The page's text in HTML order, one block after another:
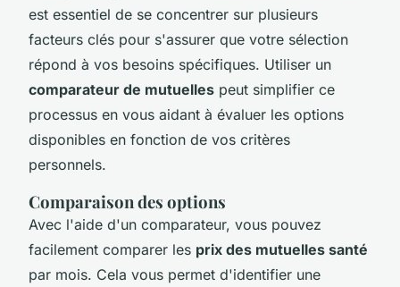
est essentiel de se concentrer sur plusieurs
facteurs clés pour s'assurer que votre sélection
répond à vos besoins spécifiques. Utiliser un
comparateur de mutuelles peut simplifier ce
processus en vous aidant à évaluer les options
disponibles en fonction de vos critères
personnels.
Comparaison des options
Avec l'aide d'un comparateur, vous pouvez
facilement comparer les prix des mutuelles santé
par mois. Cela vous permet d'identifier une